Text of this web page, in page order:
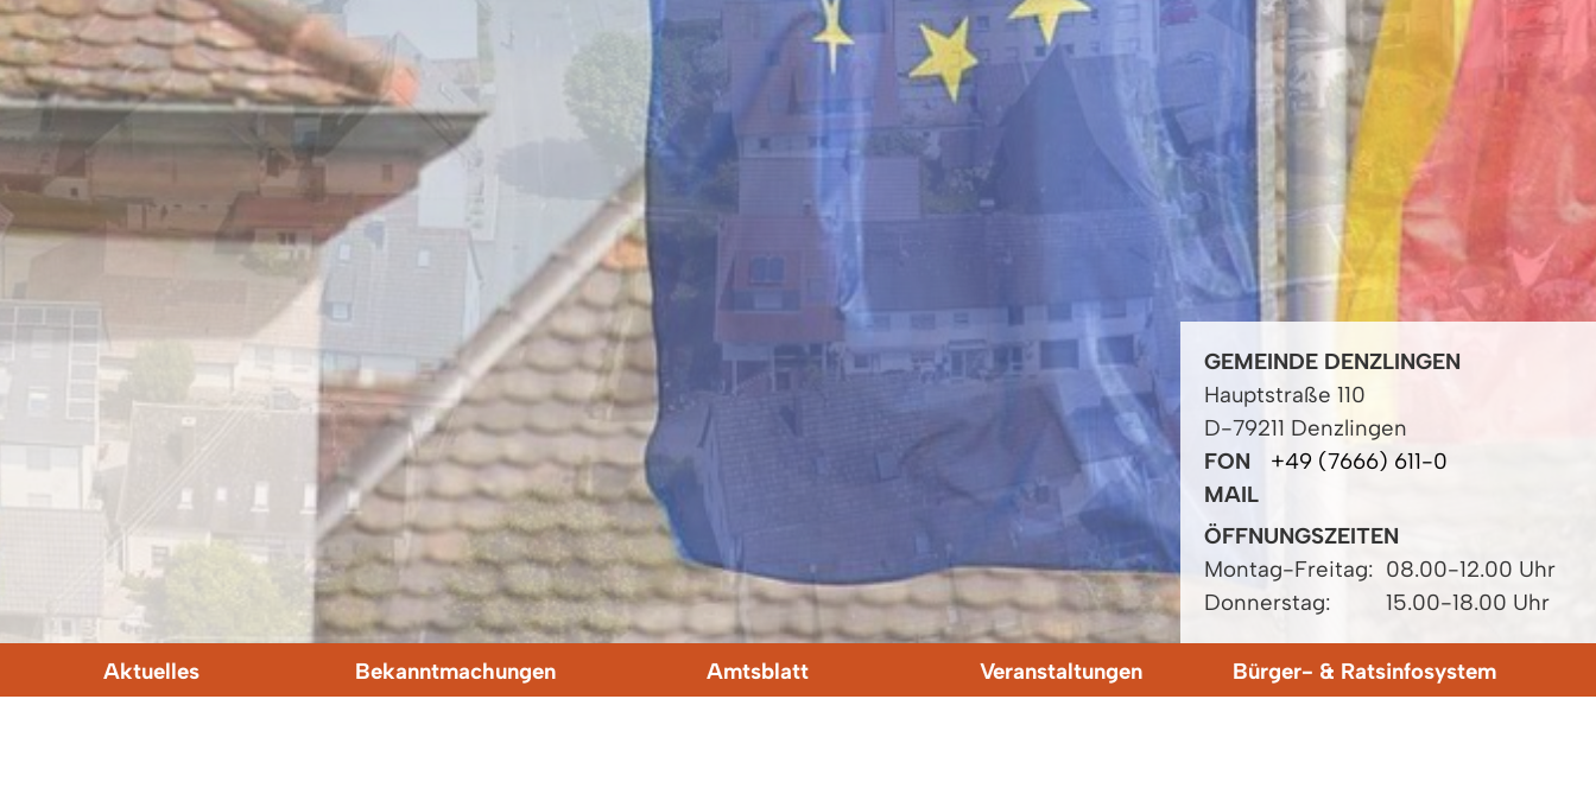
GEMEINDE DENZLINGEN
Hauptstraße 110
D-79211 Denzlingen
FON
+49 (7666) 611-0
MAIL
ÖFFNUNGSZEITEN
Montag-Freitag: 08.00-12.00 Uhr
Donnerstag:
15.00-18.00 Uhr
Aktuelles Bekanntmachungen Amtsblatt Veranstaltungen Bürger- & Ratsinfosystem